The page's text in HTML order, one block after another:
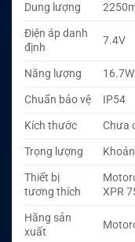
Dung lượng
Điện áp danh
định
7.4V
Năng lượng
Chuẩn bảo vệ
IP54
Kích thước
Chưa
Trọng lượng
Thiết bị
tương thích
XPR
Hãng sản
xuất